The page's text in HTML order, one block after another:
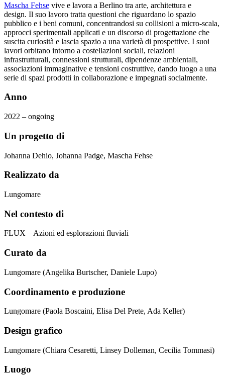
Mascha Fehse vive e lavora a Berlino tra arte, architettura e
design. Il suo lavoro tratta questioni che riguardano lo spazio
pubblico e i beni comuni, concentrandosi su collisioni a micro-scala,
approcci sperimentali applicati e un discorso di progettazione che
suscita curiosità e lascia spazio a una varietà di prospettive. I suoi
lavori orbitano intorno a costellazioni sociali, relazioni
infrastrutturali, connessioni strutturali, dipendenze ambientali,
associazioni immaginative e tensioni costruttive, dando luogo a una
serie di spazi prodotti in collaborazione e impegnati socialmente.
Anno
2022 – ongoing
Un progetto di
Johanna Dehio, Johanna Padge, Mascha Fehse
Realizzato da
Lungomare
Nel contesto di
FLUX – Azioni ed esplorazioni fluviali
Curato da
Lungomare (Angelika Burtscher, Daniele Lupo)
Coordinamento e produzione
Lungomare (Paola Boscaini, Elisa Del Prete, Ada Keller)
Design grafico
Lungomare (Chiara Cesaretti, Linsey Dolleman, Cecilia Tommasi)
Luogo